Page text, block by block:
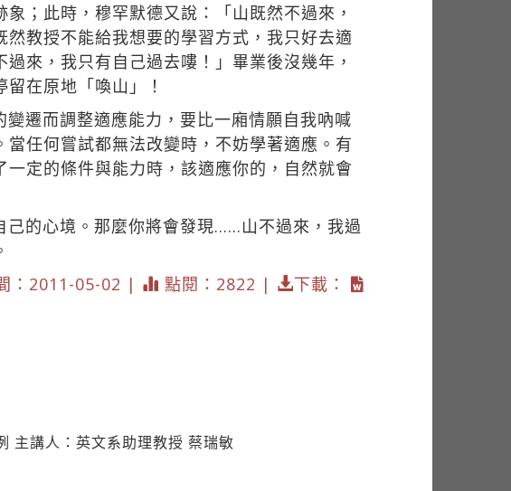
；此時，穆罕默德又說：「山既然不過來，
教授不能給我想要的學習方式，我只好去適
來，我只有自己過去嘍！」畢業後沒幾年，
在原地「喚山」！
遷而調整適應能力，要比一廂情願自我吶喊
任何嘗試都無法改變時，不妨學著適應。有
定的條件與能力時，該適應你的，自然就會
己的心境。那麼你將會發現……山不過來，我過
：2011-05-02 | 點閱：2822 | 下載：
主講人：英文系助理教授 蔡瑞敏